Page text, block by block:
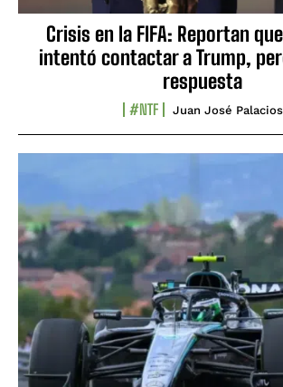
Crisis en la FIFA: Reportan
intentó contactar a Trump,
respuesta
#NTF Juan José Palacios